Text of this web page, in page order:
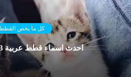
كل ما يخص القطط
احدث اسماء قطط عربية 2023 ومعانيها